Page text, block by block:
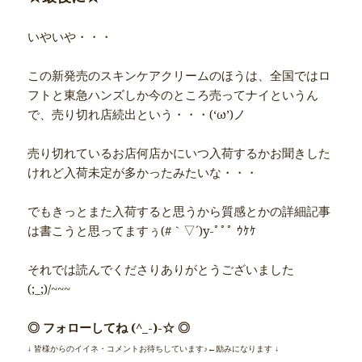
いやいや・・・
この新発売のスキンケアクリームのほうは、全国ではロ
フトと東急ハンズしか今のところ売ってナイというん
で、売り切れ店続出という・・・(‘ω’)ノ
売り切れているお店何店かにいつ入荷するかお聞きした
けれど入荷未定が多かったみたいな・・・
でもきっとまた入荷すると思うから質感とかの詳細記事
は書こうと思ってますぅ(#｀▽´)y-ﾟﾟﾟ ｳｹｹ
それでは読んでくださりありがとうございました
(;_;)/~~~
◎ フォローしてね (^_-)-☆ ◎
↓ 皆様からのイイネ・コメントお待ちしています♪←励みになります ↓